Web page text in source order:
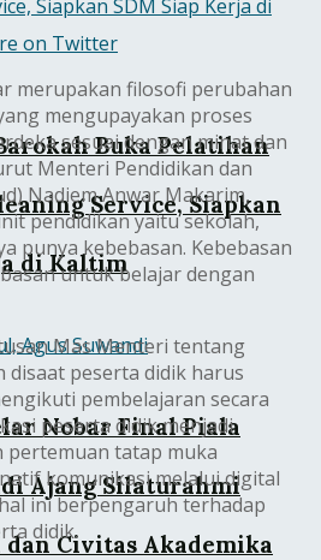
Buka Pelatihan
Service, Siapkan
di Kaltim
Nobar Final Piala
Ajang Silaturahmi
Civitas Akademika
on Twitter
merupakan filosofi perubahan
mengupayakan proses
sesuai dengan minat dan
Menteri Pendidikan dan
Nadiem Anwar Makarim,
pendidikan yaitu sekolah,
punya kebebasan. Kebebasan
untuk belajar dengan
Mas Menteri tentang
disaat peserta didik harus
pembelajaran secara
peserta didik menjadi
tatap muka
komunikasi melalui digital
ini berpengaruh terhadap
didik.